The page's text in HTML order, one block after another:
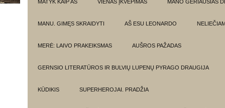
MATYK KAIP AŠ VIENAS ĮKVĖPIMAS MANO GERIAUSIAS
MANU. GIMĘS SKRAIDYTI AŠ ESU LEONARDO
MERĖ: LAIVO PRAKEIKSMAS AUŠROS PAŽADAS
GERNSIO LITERATŪROS IR BULVIŲ LUPENŲ PYRAGO DRAUGIJA
KŪDIKIS SUPERHEROJAI. PRADŽIA